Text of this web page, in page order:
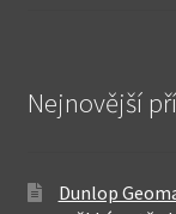
Nejnovější
Dunlop